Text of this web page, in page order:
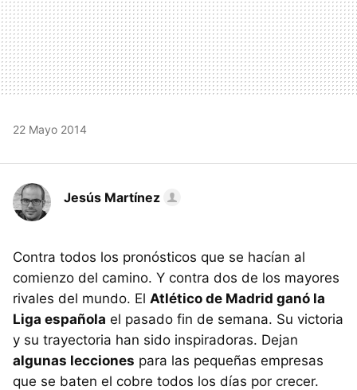
22 Mayo 2014
Jesús Martínez
Contra todos los pronósticos que se hacían al
comienzo del camino. Y contra dos de los mayores
rivales del mundo. El Atlético de Madrid ganó la
Liga española el pasado fin de semana. Su victoria
y su trayectoria han sido inspiradoras. Dejan
algunas lecciones para las pequeñas empresas
que se baten el cobre todos los días por crecer.